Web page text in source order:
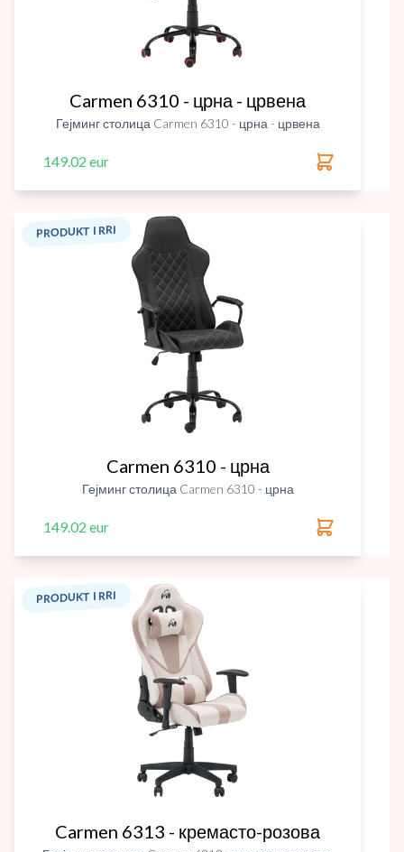
Carmen 6310 - црна - црвена
Гејминг столица Carmen 6310 - црна - црвена
149.02 eur
PRODUKT I RRI
Carmen 6310 - црна
Гејминг столица Carmen 6310 - црна
149.02 eur
PRODUKT I RRI
Carmen 6313 - кремасто-розова